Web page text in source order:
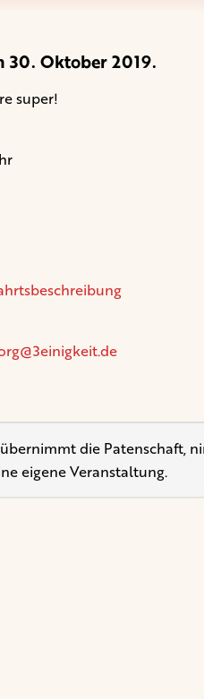
Oktober 2019.
super!
übernimmt die Patenschaft,
eigene Veranstaltung.